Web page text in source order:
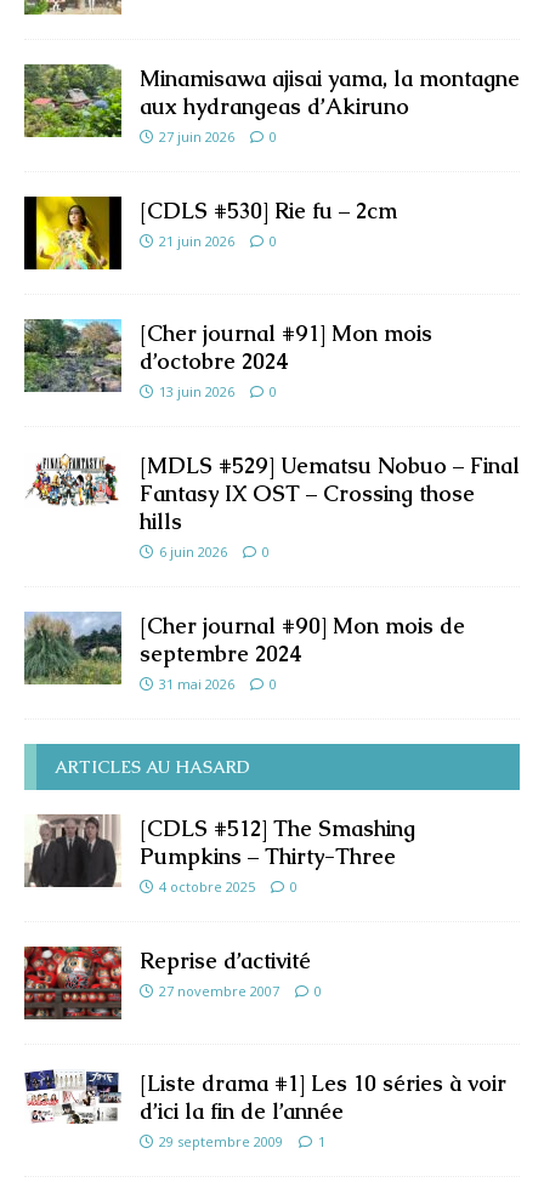
Minamisawa ajisai yama, la montagne
aux hydrangeas d’Akiruno
27 juin 2026 0
[CDLS #530] Rie fu – 2cm
21 juin 2026 0
[Cher journal #91] Mon mois
d’octobre 2024
13 juin 2026 0
[MDLS #529] Uematsu Nobuo – Final
Fantasy IX OST – Crossing those
hills
6 juin 2026 0
[Cher journal #90] Mon mois de
septembre 2024
31 mai 2026 0
ARTICLES AU HASARD
[CDLS #512] The Smashing
Pumpkins – Thirty-Three
4 octobre 2025 0
Reprise d’activité
27 novembre 2007 0
[Liste drama #1] Les 10 séries à voir
d’ici la fin de l’année
29 septembre 2009 1